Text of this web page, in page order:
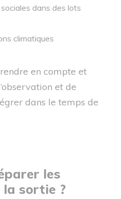
dans des lots
climatiques
en compte et
et de
dans le temps de
les
la sortie ?